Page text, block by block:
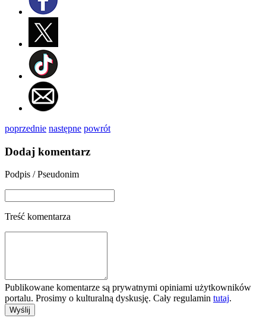
poprzednie następne powrót
Dodaj komentarz
Podpis / Pseudonim
Treść komentarza
Publikowane komentarze są prywatnymi opiniami użytkowników
portalu. Prosimy o kulturalną dyskusję. Cały regulamin tutaj.